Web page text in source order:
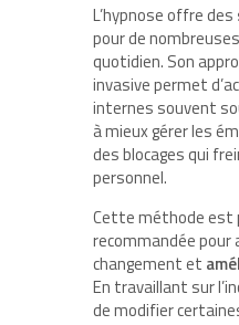
L’hypnose offre des
pour de
quotidien. Son
invasive permet
internes souvent
à mieux gérer les
des blocages qui
personnel.
Cette méthode est
recommandée pour
changement et
En travaillant sur
de modifier